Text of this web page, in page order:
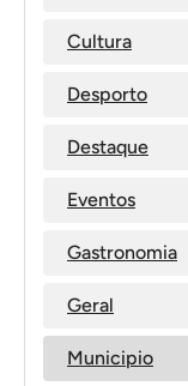
Cultura
Desporto
Destaque
Eventos
Gastronomia
Geral
Municipio